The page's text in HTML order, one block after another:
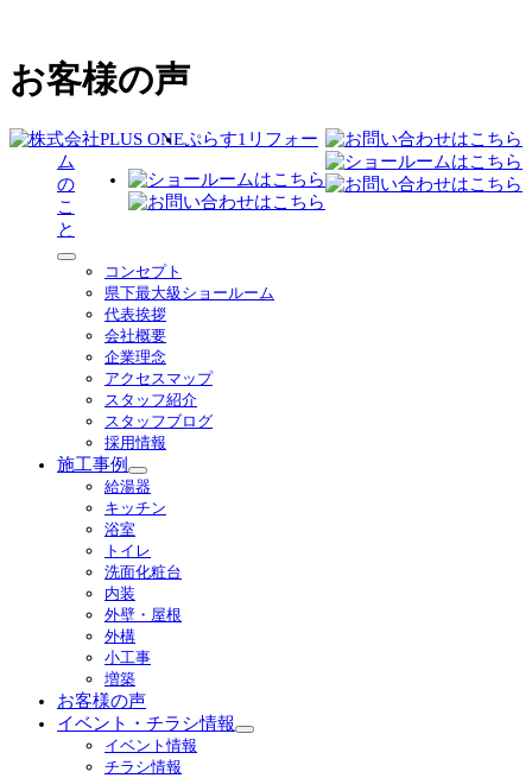
お客様の声
ぷらす1リフォー
ム
の
こ
と
サ
コンセプト
県下最大級ショールーム
代表挨拶
会社概要
企業理念
アクセスマップ
スタッフ紹介
スタッフブログ
採用情報
施工事例
サ
ブ
ニ
ュ
開
給湯器
キッチン
浴室
トイレ
洗面化粧台
内装
外壁・屋根
外構
小工事
増築
お客様の声
イベント・チラシ情報
サ
イベント情報
チラシ情報